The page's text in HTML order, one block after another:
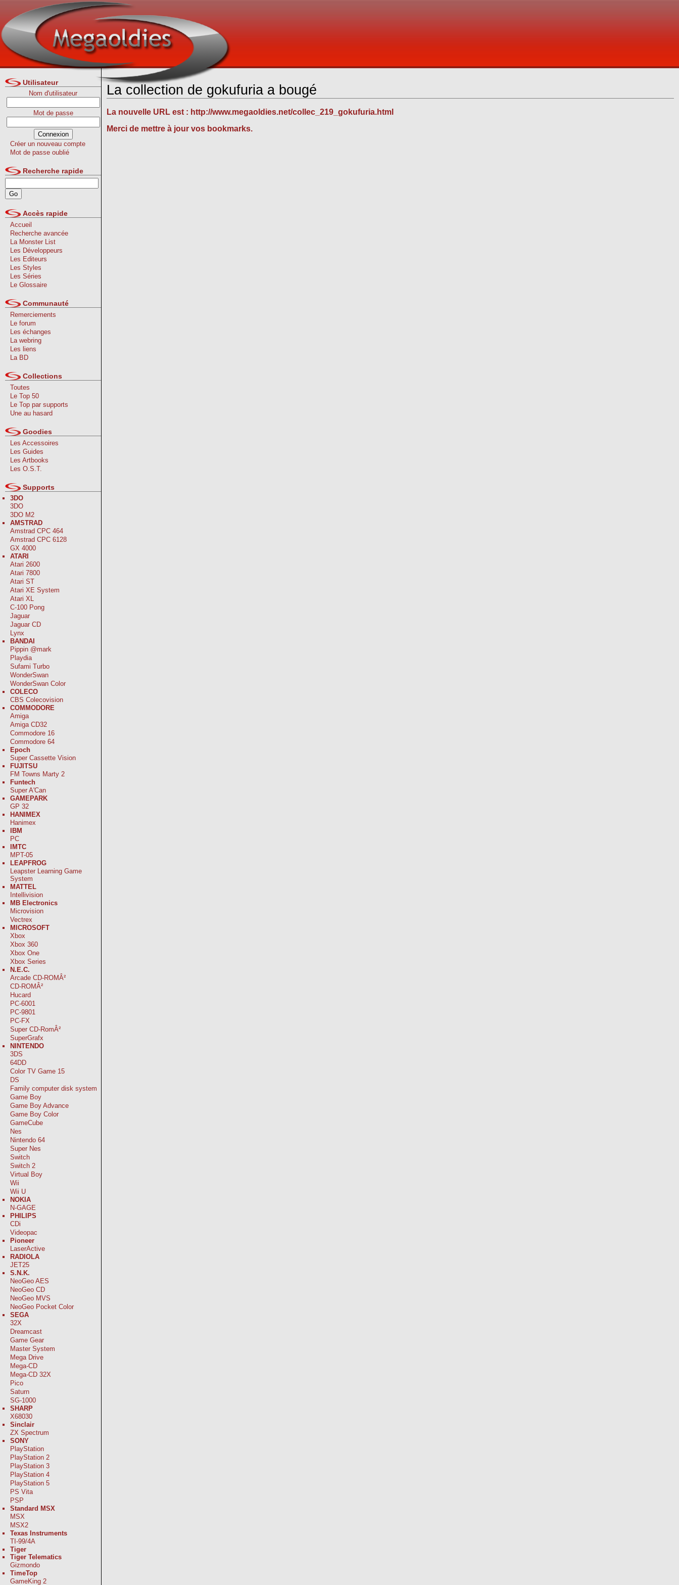
Utilisateur
Nom d'utilisateur
Mot de passe
Créer un nouveau compte
Mot de passe oublié
Recherche rapide
Accès rapide
Accueil
Recherche avancée
La Monster List
Les Développeurs
Les Editeurs
Les Styles
Les Séries
Le Glossaire
Communauté
Remerciements
Le forum
Les échanges
La webring
Les liens
La BD
Collections
Toutes
Le Top 50
Le Top par supports
Une au hasard
Goodies
Les Accessoires
Les Guides
Les Artbooks
Les O.S.T.
Supports
3DO
3DO
3DO M2
AMSTRAD
Amstrad CPC 464
Amstrad CPC 6128
GX 4000
ATARI
Atari 2600
Atari 7800
Atari ST
Atari XE System
Atari XL
C-100 Pong
Jaguar
Jaguar CD
Lynx
BANDAI
Pippin @mark
Playdia
Sufami Turbo
WonderSwan
WonderSwan Color
COLECO
CBS Colecovision
COMMODORE
Amiga
Amiga CD32
Commodore 16
Commodore 64
Epoch
Super Cassette Vision
FUJITSU
FM Towns Marty 2
Funtech
Super A'Can
GAMEPARK
GP 32
HANIMEX
Hanimex
IBM
PC
IMTC
MPT-05
LEAPFROG
Leapster Learning Game
System
MATTEL
Intellivision
MB Electronics
Microvision
Vectrex
MICROSOFT
Xbox
Xbox 360
Xbox One
Xbox Series
N.E.C.
Arcade CD-ROMÂ²
CD-ROMÂ²
Hucard
PC-6001
PC-9801
PC-FX
Super CD-RomÂ²
SuperGrafx
NINTENDO
3DS
64DD
Color TV Game 15
DS
Family computer disk system
Game Boy
Game Boy Advance
Game Boy Color
GameCube
Nes
Nintendo 64
Super Nes
Switch
Switch 2
Virtual Boy
Wii
Wii U
NOKIA
N-GAGE
PHILIPS
CDi
Videopac
Pioneer
LaserActive
RADIOLA
JET25
S.N.K.
NeoGeo AES
NeoGeo CD
NeoGeo MVS
NeoGeo Pocket Color
SEGA
32X
Dreamcast
Game Gear
Master System
Mega Drive
Mega-CD
Mega-CD 32X
Pico
Saturn
SG-1000
SHARP
X68030
Sinclair
ZX Spectrum
SONY
PlayStation
PlayStation 2
PlayStation 3
PlayStation 4
PlayStation 5
PS Vita
PSP
Standard MSX
MSX
MSX2
Texas Instruments
TI-99/4A
Tiger
Tiger Telematics
Gizmondo
TimeTop
GameKing 2
La collection de gokufuria a bougé
La nouvelle URL est : http://www.megaoldies.net/collec_219_gokufuria.html
Merci de mettre à jour vos bookmarks.